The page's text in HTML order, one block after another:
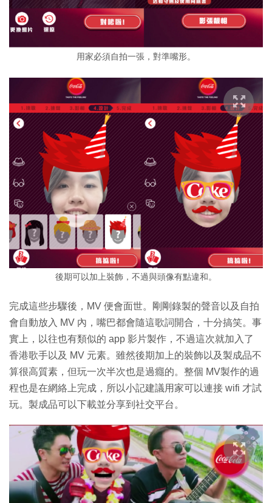
用家必須自拍一張，對準嘴形。
後期可以加上裝飾，不過與頭像有點違和。
完成這些步驟後，MV 便會面世。剛剛錄製的聲音以及自拍
會自動放入 MV 內，嘴巴都會隨這歌詞開合，十分搞笑。事
實上，以往也有類似的 app 影片製作，不過這次就加入了
香港歌手以及 MV 元素。雖然後期加上的裝飾以及製成品不
算很高質素，但玩一次半次也是過癮的。整個 MV製作的過
程也是在網絡上完成，所以小記建議用家可以連接 wifi 才試
玩。製成品可以下載並分享到社交平台。